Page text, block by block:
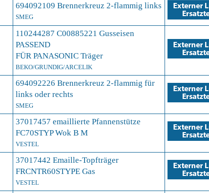
694092109 Brennerkreuz 2-flammig links
SMEG
110244287 C00885221 Gusseisen
PASSEND
FÜR PANASONIC Träger
BEKO/GRUNDIG/ARCELIK
694092226 Brennerkreuz 2-flammig für
links oder rechts
SMEG
37017457 emaillierte Pfannenstütze
FC70STYP Wok B M
VESTEL
37017442 Emaille-Topfträger
FRCNTR60STYPE Gas
VESTEL